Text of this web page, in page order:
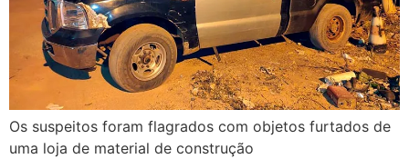
Os suspeitos foram flagrados com objetos furtados de
uma loja de material de construção